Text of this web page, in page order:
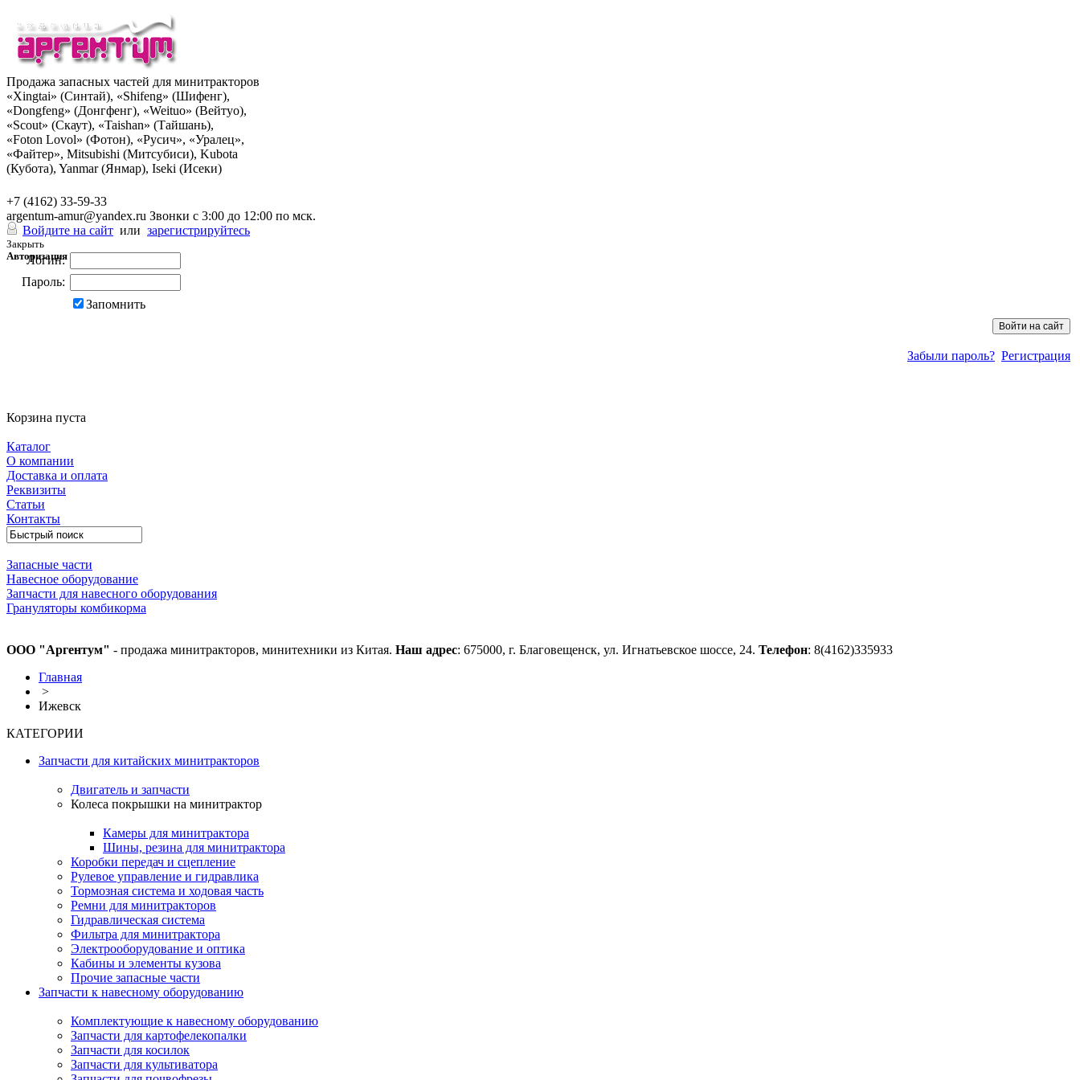
Продажа запасных частей для минитракторов
«Xingtai» (Синтай), «Shifeng» (Шифенг),
«Dongfeng» (Донгфенг), «Weituo» (Вейтуо),
«Scout» (Скаут), «Taishan» (Тайшань),
«Foton Lovol» (Фотон), «Русич», «Уралец»,
«Файтер», Mitsubishi (Митсубиси), Kubota
(Кубота), Yanmar (Янмар), Iseki (Исеки)
+7 (4162) 33-59-33
argentum-amur@yandex.ru Звонки с 3:00 до 12:00 по мск.
Войдите на сайт или зарегистрируйтесь
Закрыть
Авторизация
Логин:
Пароль:
Запомнить
Забыли пароль? Регистрация
Корзина пуста
Каталог
О компании
Доставка и оплата
Реквизиты
Статьи
Контакты
Запасные части
Навесное оборудование
Запчасти для навесного оборудования
Грануляторы комбикорма
ООО "Аргентум" - продажа минитракторов, минитехники из Китая. Наш адрес: 675000, г. Благовещенск, ул. Игнатьевское шоссе, 24. Телефон: 8(4162)335933
Главная
>
Ижевск
КАТЕГОРИИ
Запчасти для китайских минитракторов
Двигатель и запчасти
Колеса покрышки на минитрактор
Камеры для минитрактора
Шины, резина для минитрактора
Коробки передач и сцепление
Рулевое управление и гидравлика
Тормозная система и ходовая часть
Ремни для минитракторов
Гидравлическая система
Фильтра для минитрактора
Электрооборудование и оптика
Кабины и элементы кузова
Прочие запасные части
Запчасти к навесному оборудованию
Комплектующие к навесному оборудованию
Запчасти для картофелекопалки
Запчасти для косилок
Запчасти для культиватора